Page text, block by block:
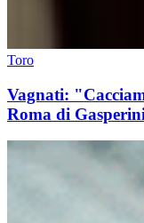
Toro
Vagnati:
Roma di